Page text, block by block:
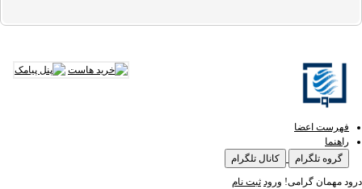
فهرست اعضا
راهنما
گروه تلگرام
کانال تلگرام
درود مهمان گرامی! ورود ثبت نام